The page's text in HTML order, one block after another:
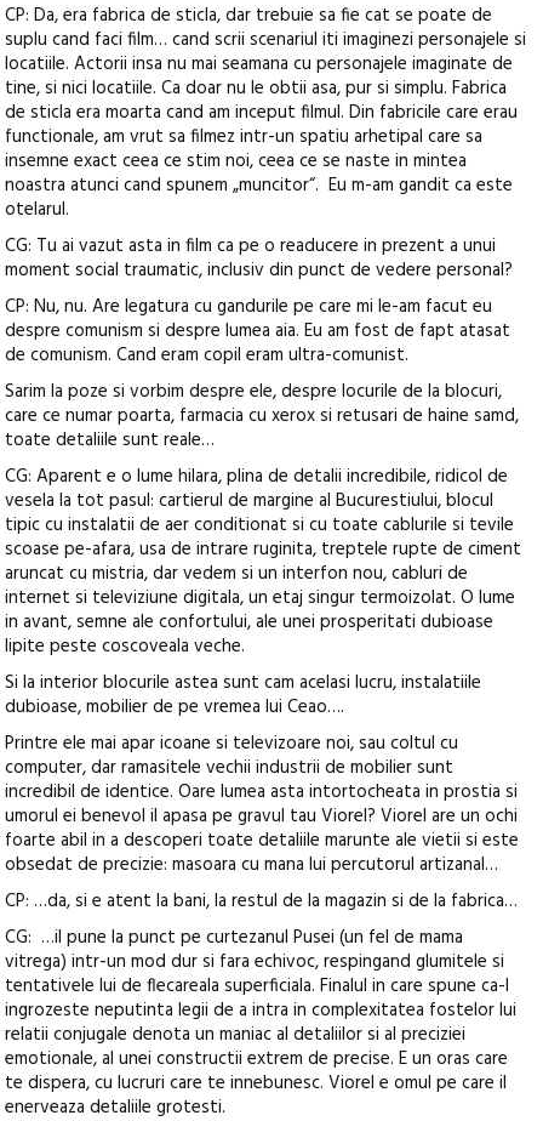
CP: Da, era fabrica de sticla, dar trebuie sa fie cat se poate de
suplu cand faci film… cand scrii scenariul iti imaginezi personajele si
locatiile. Actorii insa nu mai seamana cu personajele imaginate de
tine, si nici locatiile. Ca doar nu le obtii asa, pur si simplu. Fabrica
de sticla era moarta cand am inceput filmul. Din fabricile care erau
functionale, am vrut sa filmez intr-un spatiu arhetipal care sa
insemne exact ceea ce stim noi, ceea ce se naste in mintea
noastra atunci cand spunem „muncitor“. Eu m-am gandit ca este
otelarul.
CG: Tu ai vazut asta in film ca pe o readucere in prezent a unui
moment social traumatic, inclusiv din punct de vedere personal?
CP: Nu, nu. Are legatura cu gandurile pe care mi le-am facut eu
despre comunism si despre lumea aia. Eu am fost de fapt atasat
de comunism. Cand eram copil eram ultra-comunist.
Sarim la poze si vorbim despre ele, despre locurile de la blocuri,
care ce numar poarta, farmacia cu xerox si retusari de haine samd,
toate detaliile sunt reale…
CG: Aparent e o lume hilara, plina de detalii incredibile, ridicol de
vesela la tot pasul: cartierul de margine al Bucurestiului, blocul
tipic cu instalatii de aer conditionat si cu toate cablurile si tevile
scoase pe-afara, usa de intrare ruginita, treptele rupte de ciment
aruncat cu mistria, dar vedem si un interfon nou, cabluri de
internet si televiziune digitala, un etaj singur termoizolat. O lume
in avant, semne ale confortului, ale unei prosperitati dubioase
lipite peste coscoveala veche.
Si la interior blocurile astea sunt cam acelasi lucru, instalatiile
dubioase, mobilier de pe vremea lui Ceao….
Printre ele mai apar icoane si televizoare noi, sau coltul cu
computer, dar ramasitele vechii industrii de mobilier sunt
incredibil de identice. Oare lumea asta intortocheata in prostia si
umorul ei benevol il apasa pe gravul tau Viorel? Viorel are un ochi
foarte abil in a descoperi toate detaliile marunte ale vietii si este
obsedat de precizie: masoara cu mana lui percutorul artizanal…
CP: …da, si e atent la bani, la restul de la magazin si de la fabrica…
CG: …il pune la punct pe curtezanul Pusei (un fel de mama
vitrega) intr-un mod dur si fara echivoc, respingand glumitele si
tentativele lui de flecareala superficiala. Finalul in care spune ca-l
ingrozeste neputinta legii de a intra in complexitatea fostelor lui
relatii conjugale denota un maniac al detaliilor si al preciziei
emotionale, al unei constructii extrem de precise. E un oras care
te dispera, cu lucruri care te innebunesc. Viorel e omul pe care il
enerveaza detaliile grotesti.